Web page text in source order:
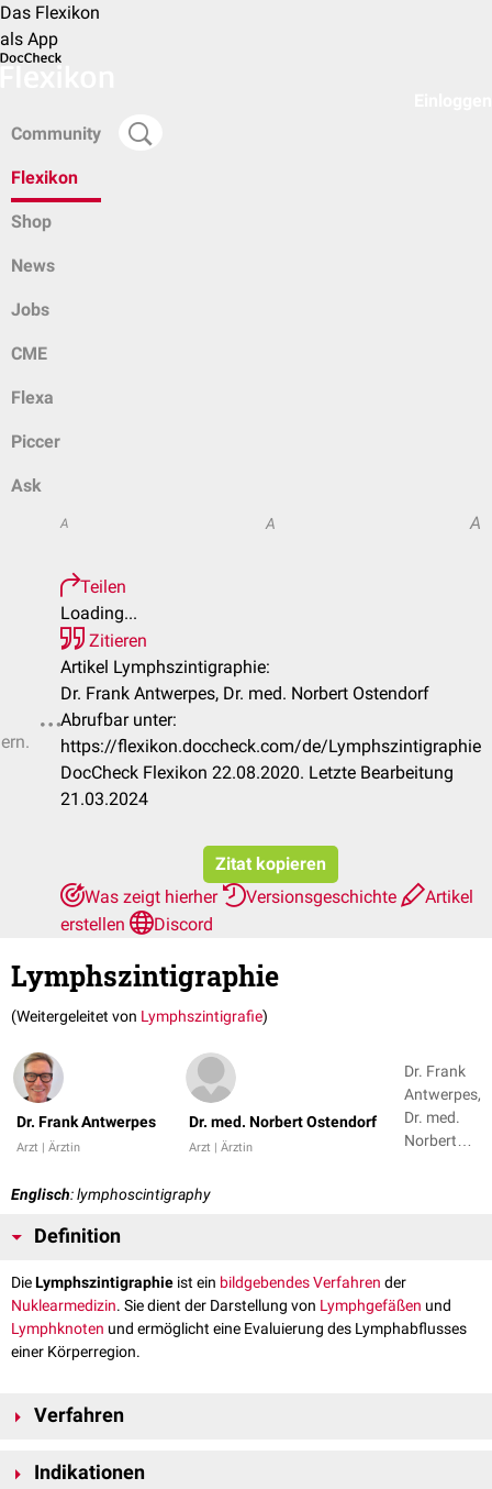
Das Flexikon
als App
Community
Flexikon
Shop
News
Jobs
CME
Flexa
Piccer
Ask
A A A
Teilen
Loading...
Zitieren
Artikel Lymphszintigraphie:
Dr. Frank Antwerpes, Dr. med. Norbert Ostendorf
Abrufbar unter:
https://flexikon.doccheck.com/de/Lymphszintigraphie
DocCheck Flexikon 22.08.2020. Letzte Bearbeitung
21.03.2024
Zitat kopieren
Was zeigt hierher
Versionsgeschichte
Artikel
erstellen
Discord
Lymphszintigraphie
(Weitergeleitet von Lymphszintigrafie)
Dr. Frank Antwerpes
Arzt | Ärztin
Dr. med. Norbert Ostendorf
Arzt | Ärztin
Dr. Frank
Antwerpes,
Dr. med.
Norbert
Englisch: lymphoscintigraphy
Definition
DieLymphszintigraphie ist ein bildgebendes Verfahren der
Nuklearmedizin. Sie dient der Darstellung von Lymphgefäßen und
Lymphknoten und ermöglicht eine Evaluierung des Lymphabflusses
einer Körperregion.
Verfahren
Tracerein, die mit der
Indikationen